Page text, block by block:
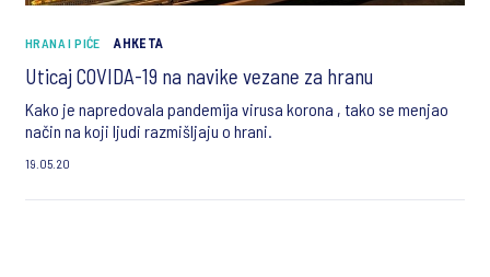
HRANA I PIĆE АНКЕТА
Uticaj COVIDA-19 na navike vezane za hranu
Kako je napredovala pandemija virusa korona , tako se menjao
način na koji ljudi razmišljaju o hrani.
19.05.20